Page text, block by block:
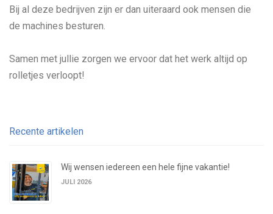
Bij al deze bedrijven zijn er dan uiteraard ook mensen die
de machines besturen.
Samen met jullie zorgen we ervoor dat het werk altijd op
rolletjes verloopt!
Recente artikelen
Wij wensen iedereen een hele fijne vakantie!
JULI 2026